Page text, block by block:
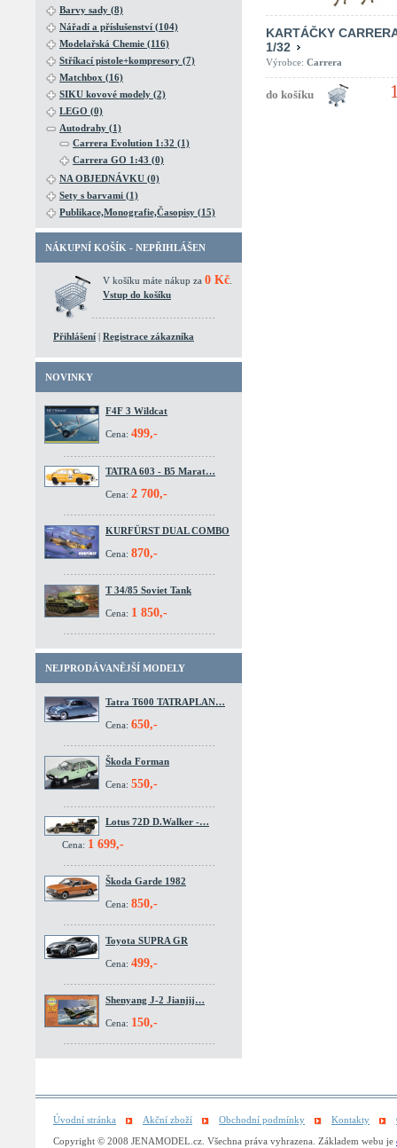
Barvy sady (8)
Nářadí a příslušenství (104)
Modelařská Chemie (116)
Stříkací pistole+kompresory (7)
Matchbox (16)
SIKU kovové modely (2)
LEGO (0)
Autodrahy (1)
Carrera Evolution 1:32 (1)
Carrera GO 1:43 (0)
NA OBJEDNÁVKU (0)
Sety s barvami (1)
Publikace,Monografie,Časopisy (15)
NÁKUPNÍ KOŠÍK - NEPŘIHLÁŠEN
V košíku máte nákup za 0 Kč
Vstup do košíku
Přihlášení | Registrace zákazníka
NOVINKY
F4F 3 Wildcat
Cena: 499,-
TATRA 603 - B5 Marat…
Cena: 2 700,-
KURFÜRST DUAL COMBO
Cena: 870,-
T 34/85 Soviet Tank
Cena: 1 850,-
NEJPRODÁVANĚJŠÍ MODELY
Tatra T600 TATRAPLAN…
Cena: 650,-
Škoda Forman
Cena: 550,-
Lotus 72D D.Walker -…
Cena: 1 699,-
Škoda Garde 1982
Cena: 850,-
Toyota SUPRA GR
Cena: 499,-
Shenyang J-2 Jianjij…
Cena: 150,-
KARTÁČKY
1/32
Výrobce: Carrera
Úvodní stránka Akční zboží Obchodní podmínky Kontakty
Copyright © 2008 JENAMODEL.cz. Všechna práva vyhrazena. Základem webu je